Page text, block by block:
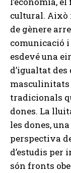
cultural. Això
de gènere
comunicació i
esdevé una
d’igualtat
masculinitats
tradicionals
dones. La
les dones,
perspectiva
d’estudis per
són fronts